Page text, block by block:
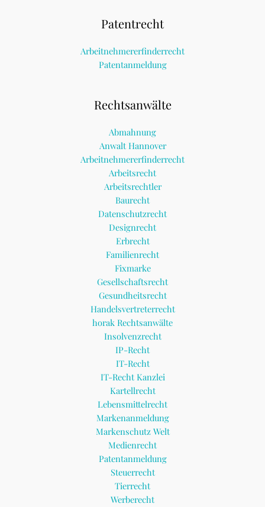
Patentrecht
Arbeitnehmererfinderrecht
Patentanmeldung
Rechtsanwälte
Abmahnung
Anwalt Hannover
Arbeitnehmererfinderrecht
Arbeitsrecht
Arbeitsrechtler
Baurecht
Datenschutzrecht
Designrecht
Erbrecht
Familienrecht
Fixmarke
Gesellschaftsrecht
Gesundheitsrecht
Handelsvertreterrecht
horak Rechtsanwälte
Insolvenzrecht
IP-Recht
IT-Recht
IT-Recht Kanzlei
Kartellrecht
Lebensmittelrecht
Markenanmeldung
Markenschutz Welt
Medienrecht
Patentanmeldung
Steuerrecht
Tierrecht
Werberecht